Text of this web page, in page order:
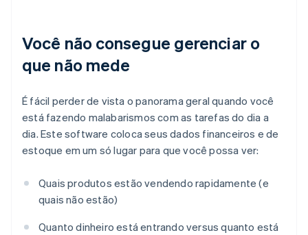
Você não consegue gerenciar o
que não mede
É fácil perder de vista o panorama geral quando você
está fazendo malabarismos com as tarefas do dia a
dia. Este software coloca seus dados financeiros e de
estoque em um só lugar para que você possa ver:
Quais produtos estão vendendo rapidamente (e
quais não estão)
Quanto dinheiro está entrando versus quanto está